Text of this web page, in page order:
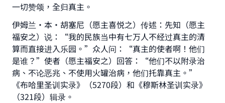
一切赞颂，全归真主。
伊姆兰·本·胡塞尼（愿主喜悦之）传述：先知（愿主
福安之）说：“我的民族当中有七万人不经过真主的清
算而直接进入乐园。”众人问：“真主的使者啊！他们
是谁？”使者（愿主福安之）回答：“他们不以附录治
病、不论恶兆、不使用火罐治病，他们托靠真主。”
《布哈里圣训实录》（5270段）和《穆斯林圣训实录》
（321段）辑录。